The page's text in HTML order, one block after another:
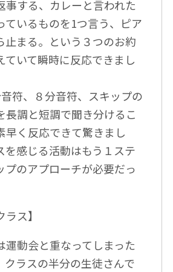
事する、カレーと言われた
ているものを1つ言う、ピア
止まる。という３つのお約
ていて瞬時に反応できまし
符、８分音符、スキップの
長調と短調で聞き分けるこ
早く反応できて驚きまし
を感じる活動はもう１ステ
プのアプローチが必要だっ
ス】
運動会と重なってしまった
クラスの半分の生徒さんで